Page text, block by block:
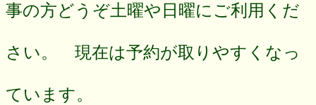
事の方どうぞ土曜や日曜にご利用くだ
さい。 現在は予約が取りやすくなっ
ています。